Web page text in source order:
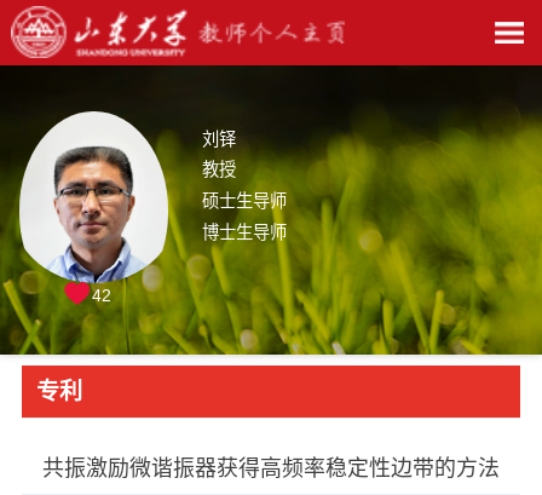
刘铎
教授
硕士生导师
博士生导师
42
专利
共振激励微谐振器获得高频率稳定性边带的方法